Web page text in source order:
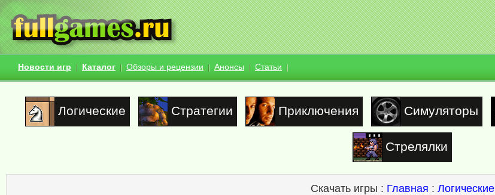
Новости игр Каталог Обзоры и рецензии Анонсы Статьи
Логические Стратегии Приключения Симуляторы
Стрелялки
Скачать игры : Главная : Логические